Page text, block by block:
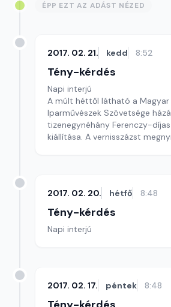
ÉPP EZT AZ ADÁST NÉZED
2017. 02. 21. kedd 8:52
Tény-kérdés
Napi interjú
A múlt héttől látható a Magyar Képzőművészek és
Iparművészek Szövetsége
tizenegynéhány Ferenczy-
kiállítása. A vernisszázst
2017. 02. 20. hétfő 8:48
Tény-kérdés
Napi interjú
2017. 02. 17. péntek 8:48